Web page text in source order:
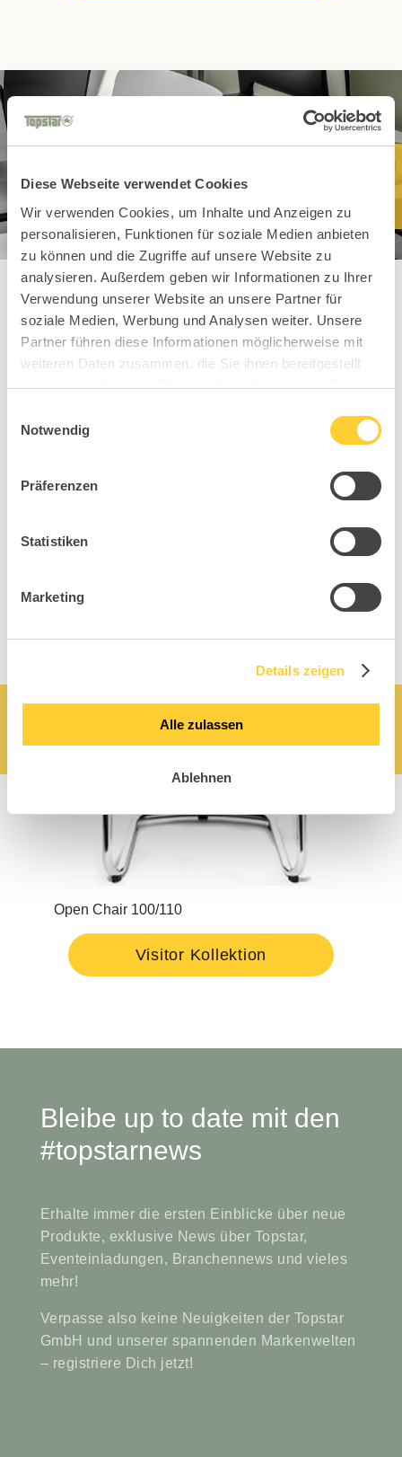
Diese Webseite verwendet Cookies
Wir verwenden Cookies, um Inhalte und Anzeigen zu
personalisieren, Funktionen für soziale Medien anbieten
zu können und die Zugriffe auf unsere Website zu
analysieren. Außerdem geben wir Informationen zu Ihrer
Verwendung unserer Website an unsere Partner für
soziale Medien, Werbung und Analysen weiter. Unsere
Partner führen diese Informationen möglicherweise mit
weiteren Daten zusammen, die Sie ihnen bereitgestellt
haben oder die sie im Rahmen Ihrer Nutzung der Dienste
Notwendig
Präferenzen
Statistiken
Marketing
Details zeigen
Alle zulassen
Ablehnen
Diese Topstars
könnten Dir auch
Open Chair 100/110
Visitor Kollektion
Bleibe up to date mit den
#topstarnews
Erhalte immer die ersten Einblicke über neue
Produkte, exklusive News über Topstar,
Eventeinladungen, Branchennews und vieles
mehr!
Verpasse also keine Neuigkeiten der Topstar
GmbH und unserer spannenden Markenwelten
– registriere Dich jetzt!